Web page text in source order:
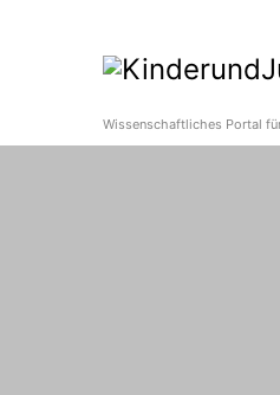
Wissenschaftliches Portal